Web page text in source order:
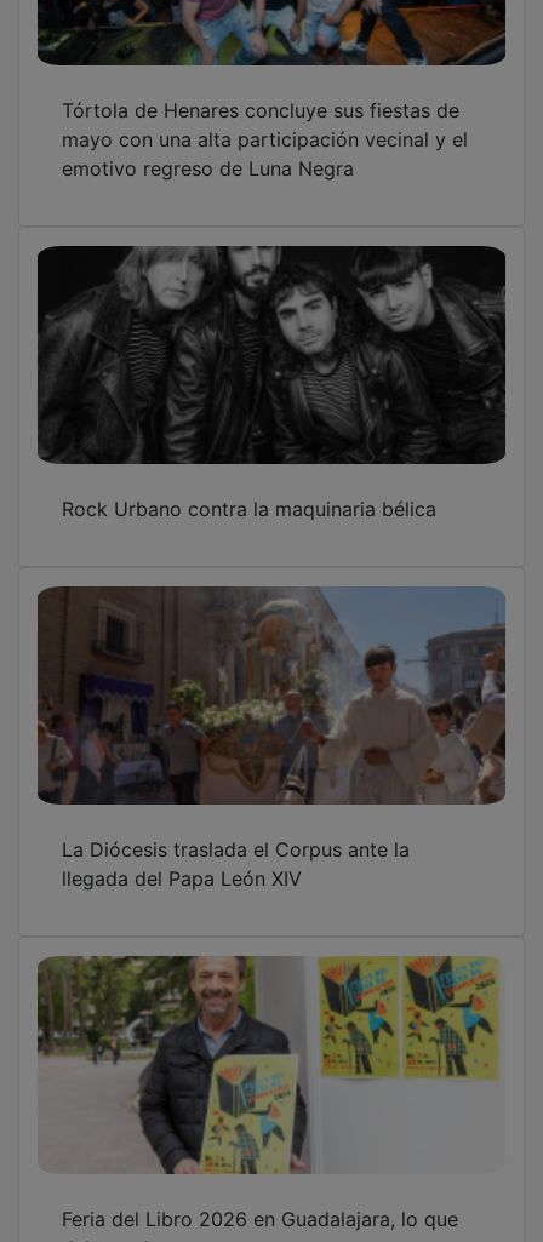
Tórtola de Henares concluye sus fiestas de
mayo con una alta participación vecinal y el
emotivo regreso de Luna Negra
Rock Urbano contra la maquinaria bélica
La Diócesis traslada el Corpus ante la
llegada del Papa León XIV
Feria del Libro 2026 en Guadalajara, lo que